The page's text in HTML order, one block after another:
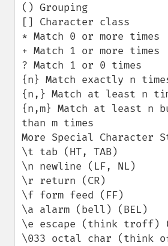
() Grouping
[] Character class
* Match 0 or more times
+ Match 1 or more times
? Match 1 or 0 times
{n} Match exactly n
{n,} Match at least n
{n,m} Match at least n
than m times
More Special Character
\t tab (HT, TAB)
\n newline (LF, NL)
\r return (CR)
\f form feed (FF)
\a alarm (bell) (BEL)
\e escape (think troff)
\033 octal char (think of